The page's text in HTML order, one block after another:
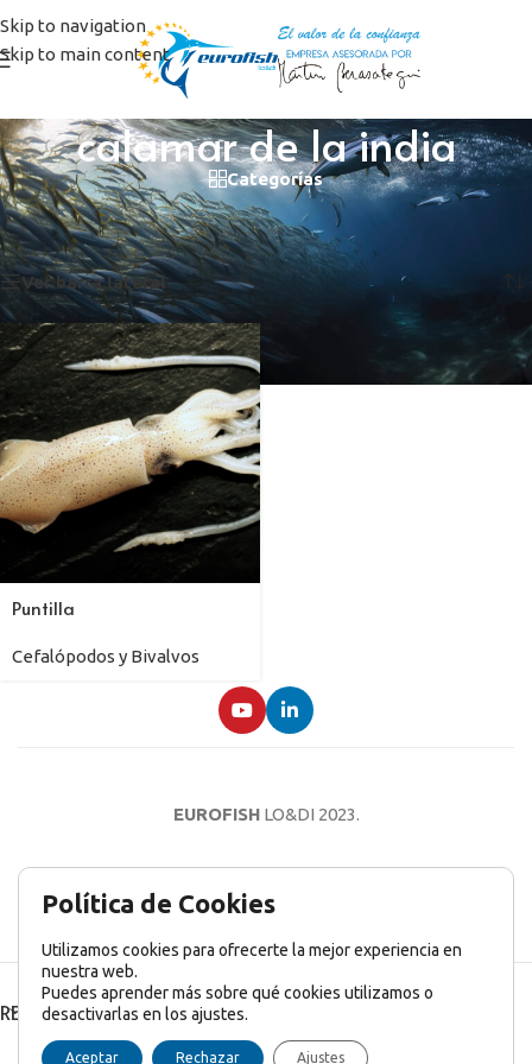
Skip to navigation
Skip to main content
calamar de la india
Categorías
Inicio/Productos etiquetados “calamar de la india”
Mostrando el único resultado
Ver barra lateral
Puntilla
Cefalópodos y Bivalvos
EUROFISHLO&DI 2023.
AVISO LEGAL POLÍTICA DE PRIVACIDAD
RECENT POSTS
Política de Cookies
Utilizamos cookies para ofrecerte la mejor experiencia en
nuestra web.
Puedes aprender más sobre qué cookies utilizamos o
desactivarlas en los ajustes.
Aceptar Rechazar Ajustes
English Inglés) Français(Francés